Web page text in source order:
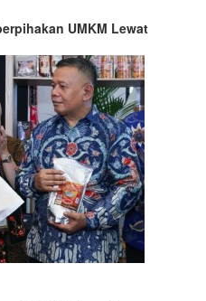
UMKM Lewat